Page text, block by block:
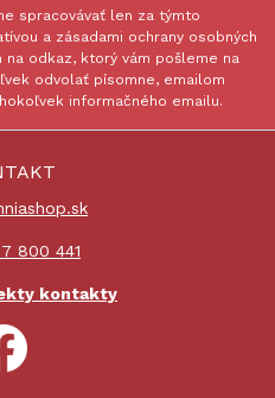
spracovávať len za týmto
a zásadami ochrany osobných
odkaz, ktorý vám pošleme na
odvolať písomne, emailom
informačného emailu.
800 441
kontakty